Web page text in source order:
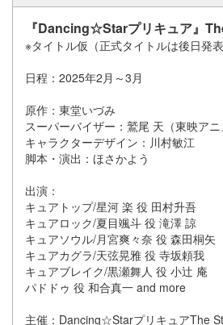
『Dancing☆Starプリキュア』
※タイトル仮（正式タイトルは後日発表
日程：2025年2月～3月
原作：東堂いづみ
スーパーバイザー：鷲尾 天（東映アニ
キャラクターデザイン：川村敏江
脚本・演出：ほさかよう
出演：
キュアトップ/星河 楽 役 田村升吾
キュアロック/夏目颯斗 役 滝澤 諒
キュアソウル/月宮爽々奈 役 森田桐矢
キュアカグラ/天弦晃雅 役 寺坂頼我
キュアブレイク/黒瀬舞人 役 小辻 庵
パドドゥ 役 和合真一 and more
主催：Dancing☆StarプリキュアThe